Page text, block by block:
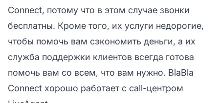
Connect, потому что в этом случае звонки
бесплатны. Кроме того, их услуги недорогие,
чтобы помочь вам сэкономить деньги, а их
служба поддержки клиентов всегда готова
помочь вам со всем, что вам нужно. BlaBla
Connect хорошо работает с call-центром